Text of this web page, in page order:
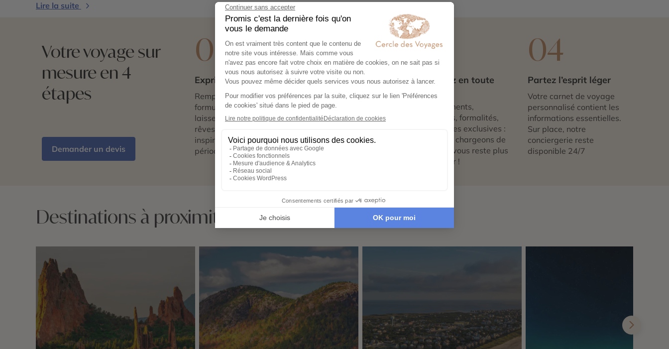
Lire la suite
Votre voyage sur
mesure en 4
étapes
Demander un devis
01
Exprimez vos envies
Remplissez notre
formulaire en ligne et
laissez libre cours à vos
rêves de voyage :
inspirations, budget,
période idéale…
02
Co-construisez votre
itinéraire
Échangez avec un
conseiller-expert pour
image, adapté à vos
envies et à votre rythme.
03
Réservez en toute
sérénité
Hébergements,
transports, formalités,
expériences exclusives :
nous nous chargeons de
tout. Il ne vous reste plus
qu’à partir !
04
Partez l’esprit léger
Votre carnet de voyage
personnalisé contient les
informations essentielles.
Sur place, notre
conciergerie reste
disponible 24/7
Destinations à proximité de Williamsburg Colonial